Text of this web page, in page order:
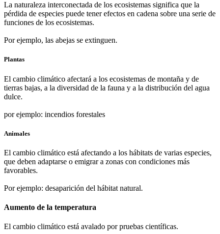
La naturaleza interconectada de los ecosistemas significa que la
pérdida de especies puede tener efectos en cadena sobre una serie de
funciones de los ecosistemas.
Por ejemplo, las abejas se extinguen.
Plantas
El cambio climático afectará a los ecosistemas de montaña y de
tierras bajas, a la diversidad de la fauna y a la distribución del agua
dulce.
por ejemplo: incendios forestales
Animales
El cambio climático está afectando a los hábitats de varias especies,
que deben adaptarse o emigrar a zonas con condiciones más
favorables.
Por ejemplo: desaparición del hábitat natural.
Aumento de la temperatura
El cambio climático está avalado por pruebas científicas.